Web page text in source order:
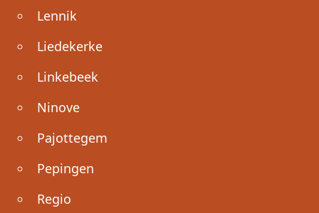
Lennik
Liedekerke
Linkebeek
Ninove
Pajottegem
Pepingen
Regio